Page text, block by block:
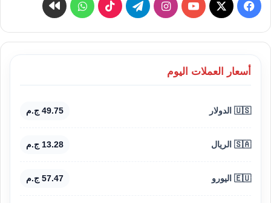
فيسبوك
‫X
‫YouTubeانستقرامتيلقرام ‫TikTokواتسابكواى
أسعار العملات اليوم
🇺🇸 الدولار 49.75 ج.م
🇸🇦 الريال 13.28 ج.م
🇪🇺 اليورو 57.47 ج.م